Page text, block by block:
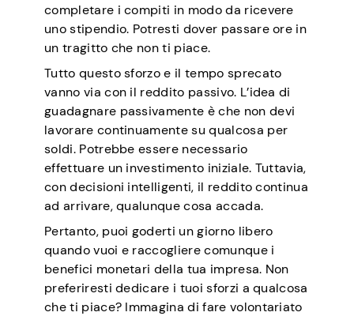
completare i compiti in modo da ricevere
uno stipendio. Potresti dover passare ore in
un tragitto che non ti piace.
Tutto questo sforzo e il tempo sprecato
vanno via con il reddito passivo. L’idea di
guadagnare passivamente è che non devi
lavorare continuamente su qualcosa per
soldi. Potrebbe essere necessario
effettuare un investimento iniziale. Tuttavia,
con decisioni intelligenti, il reddito continua
ad arrivare, qualunque cosa accada.
Pertanto, puoi goderti un giorno libero
quando vuoi e raccogliere comunque i
benefici monetari della tua impresa. Non
preferiresti dedicare i tuoi sforzi a qualcosa
che ti piace? Immagina di fare volontariato